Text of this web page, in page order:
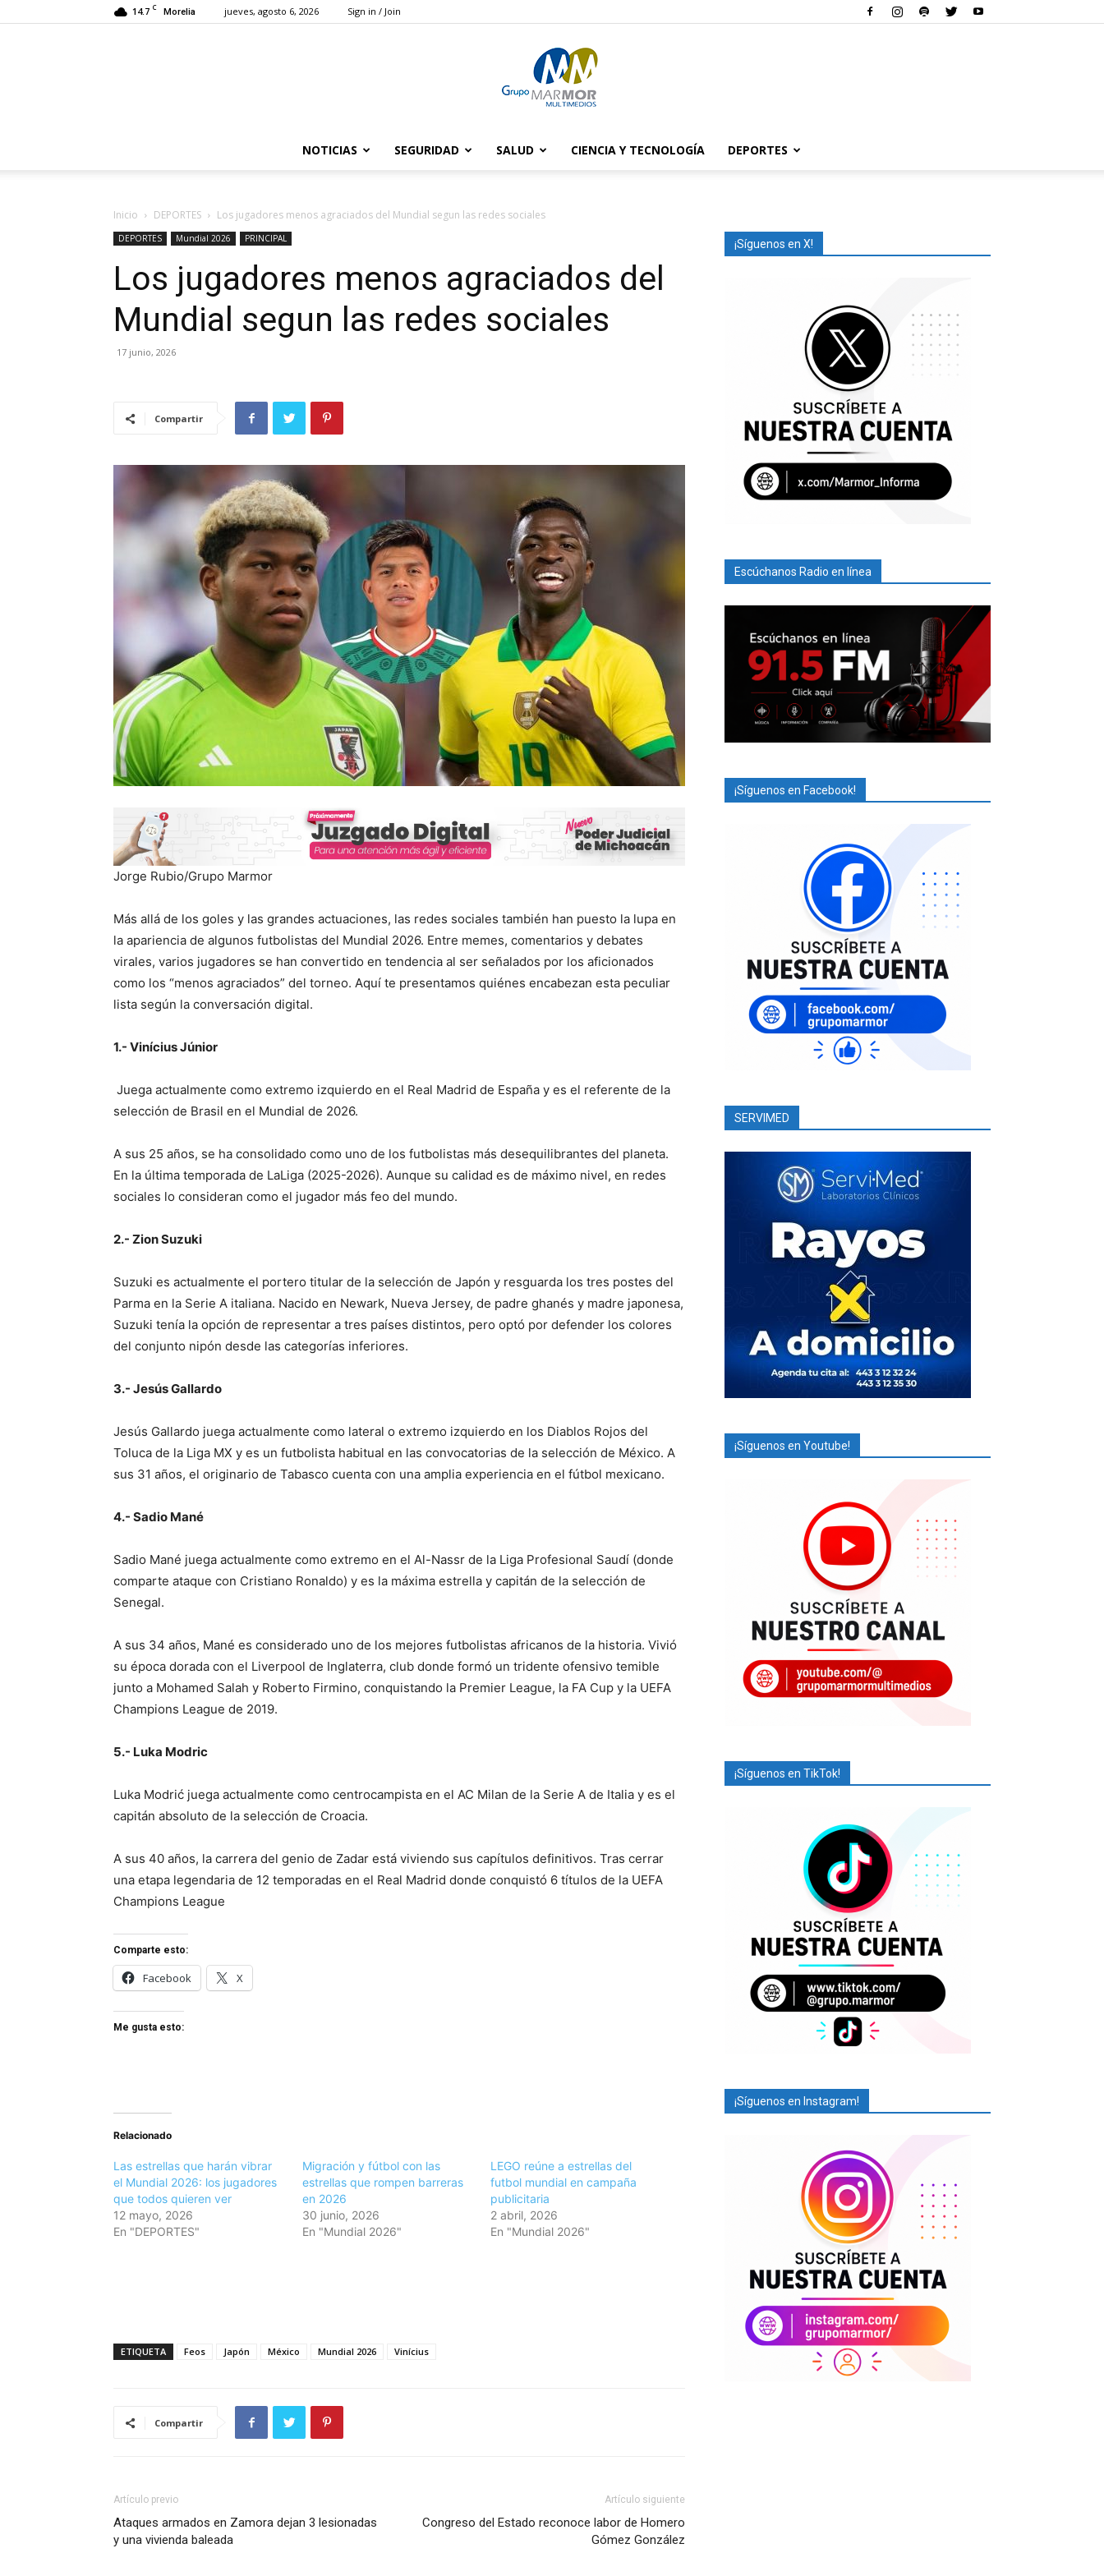
14.7 C Morelia jueves, agosto 6, 2026 Sign in / Join
Marmor
NOTICIAS SEGURIDAD SALUD CIENCIA Y TECNOLOGÍA DEPORTES
Inicio DEPORTES Los jugadores menos agraciados del Mundial segun las redes sociales
DEPORTES Mundial 2026 PRINCIPAL
Los jugadores menos agraciados del
Mundial segun las redes sociales
17 junio, 2026
Compartir
Jorge Rubio/Grupo Marmor
Más allá de los goles y las grandes actuaciones, las redes sociales también han puesto la lupa en
la apariencia de algunos futbolistas del Mundial 2026. Entre memes, comentarios y debates
virales, varios jugadores se han convertido en tendencia al ser señalados por los aficionados
como los “menos agraciados” del torneo. Aquí te presentamos quiénes encabezan esta peculiar
lista según la conversación digital.
1.- Vinícius Júnior
Juega actualmente como extremo izquierdo en el Real Madrid de España y es el referente de la
selección de Brasil en el Mundial de 2026.
A sus 25 años, se ha consolidado como uno de los futbolistas más desequilibrantes del planeta.
En la última temporada de LaLiga (2025-2026). Aunque su calidad es de máximo nivel, en redes
sociales lo consideran como el jugador más feo del mundo.
2.- Zion Suzuki
Suzuki es actualmente el portero titular de la selección de Japón y resguarda los tres postes del
Parma en la Serie A italiana. Nacido en Newark, Nueva Jersey, de padre ghanés y madre japonesa,
Suzuki tenía la opción de representar a tres países distintos, pero optó por defender los colores
del conjunto nipón desde las categorías inferiores.
3.- Jesús Gallardo
Jesús Gallardo juega actualmente como lateral o extremo izquierdo en los Diablos Rojos del
Toluca de la Liga MX y es un futbolista habitual en las convocatorias de la selección de México. A
sus 31 años, el originario de Tabasco cuenta con una amplia experiencia en el fútbol mexicano.
4.- Sadio Mané
Sadio Mané juega actualmente como extremo en el Al-Nassr de la Liga Profesional Saudí (donde
comparte ataque con Cristiano Ronaldo) y es la máxima estrella y capitán de la selección de
Senegal.
A sus 34 años, Mané es considerado uno de los mejores futbolistas africanos de la historia. Vivió
su época dorada con el Liverpool de Inglaterra, club donde formó un tridente ofensivo temible
junto a Mohamed Salah y Roberto Firmino, conquistando la Premier League, la FA Cup y la UEFA
Champions League de 2019.
5.- Luka Modric
Luka Modrić juega actualmente como centrocampista en el AC Milan de la Serie A de Italia y es el
capitán absoluto de la selección de Croacia.
A sus 40 años, la carrera del genio de Zadar está viviendo sus capítulos definitivos. Tras cerrar
una etapa legendaria de 12 temporadas en el Real Madrid donde conquistó 6 títulos de la UEFA
Champions League
Comparte esto:
Facebook X
Me gusta esto:
Relacionado
Las estrellas que harán vibrar
el Mundial 2026: los jugadores
que todos quieren ver
12 mayo, 2026
En "DEPORTES"
Migración y fútbol con las
estrellas que rompen barreras
en 2026
30 junio, 2026
En "Mundial 2026"
LEGO reúne a estrellas del
futbol mundial en campaña
publicitaria
2 abril, 2026
En "Mundial 2026"
ETIQUETA Feos Japón México Mundial 2026 Vinícius
Compartir
Artículo previo
Ataques armados en Zamora dejan 3 lesionadas
y una vivienda baleada
Artículo siguiente
Congreso del Estado reconoce labor de Homero
Gómez González
¡Síguenos en X!
Escúchanos Radio en línea
¡Síguenos en Facebook!
SERVIMED
¡Síguenos en Youtube!
¡Síguenos en TikTok!
¡Síguenos en Instagram!